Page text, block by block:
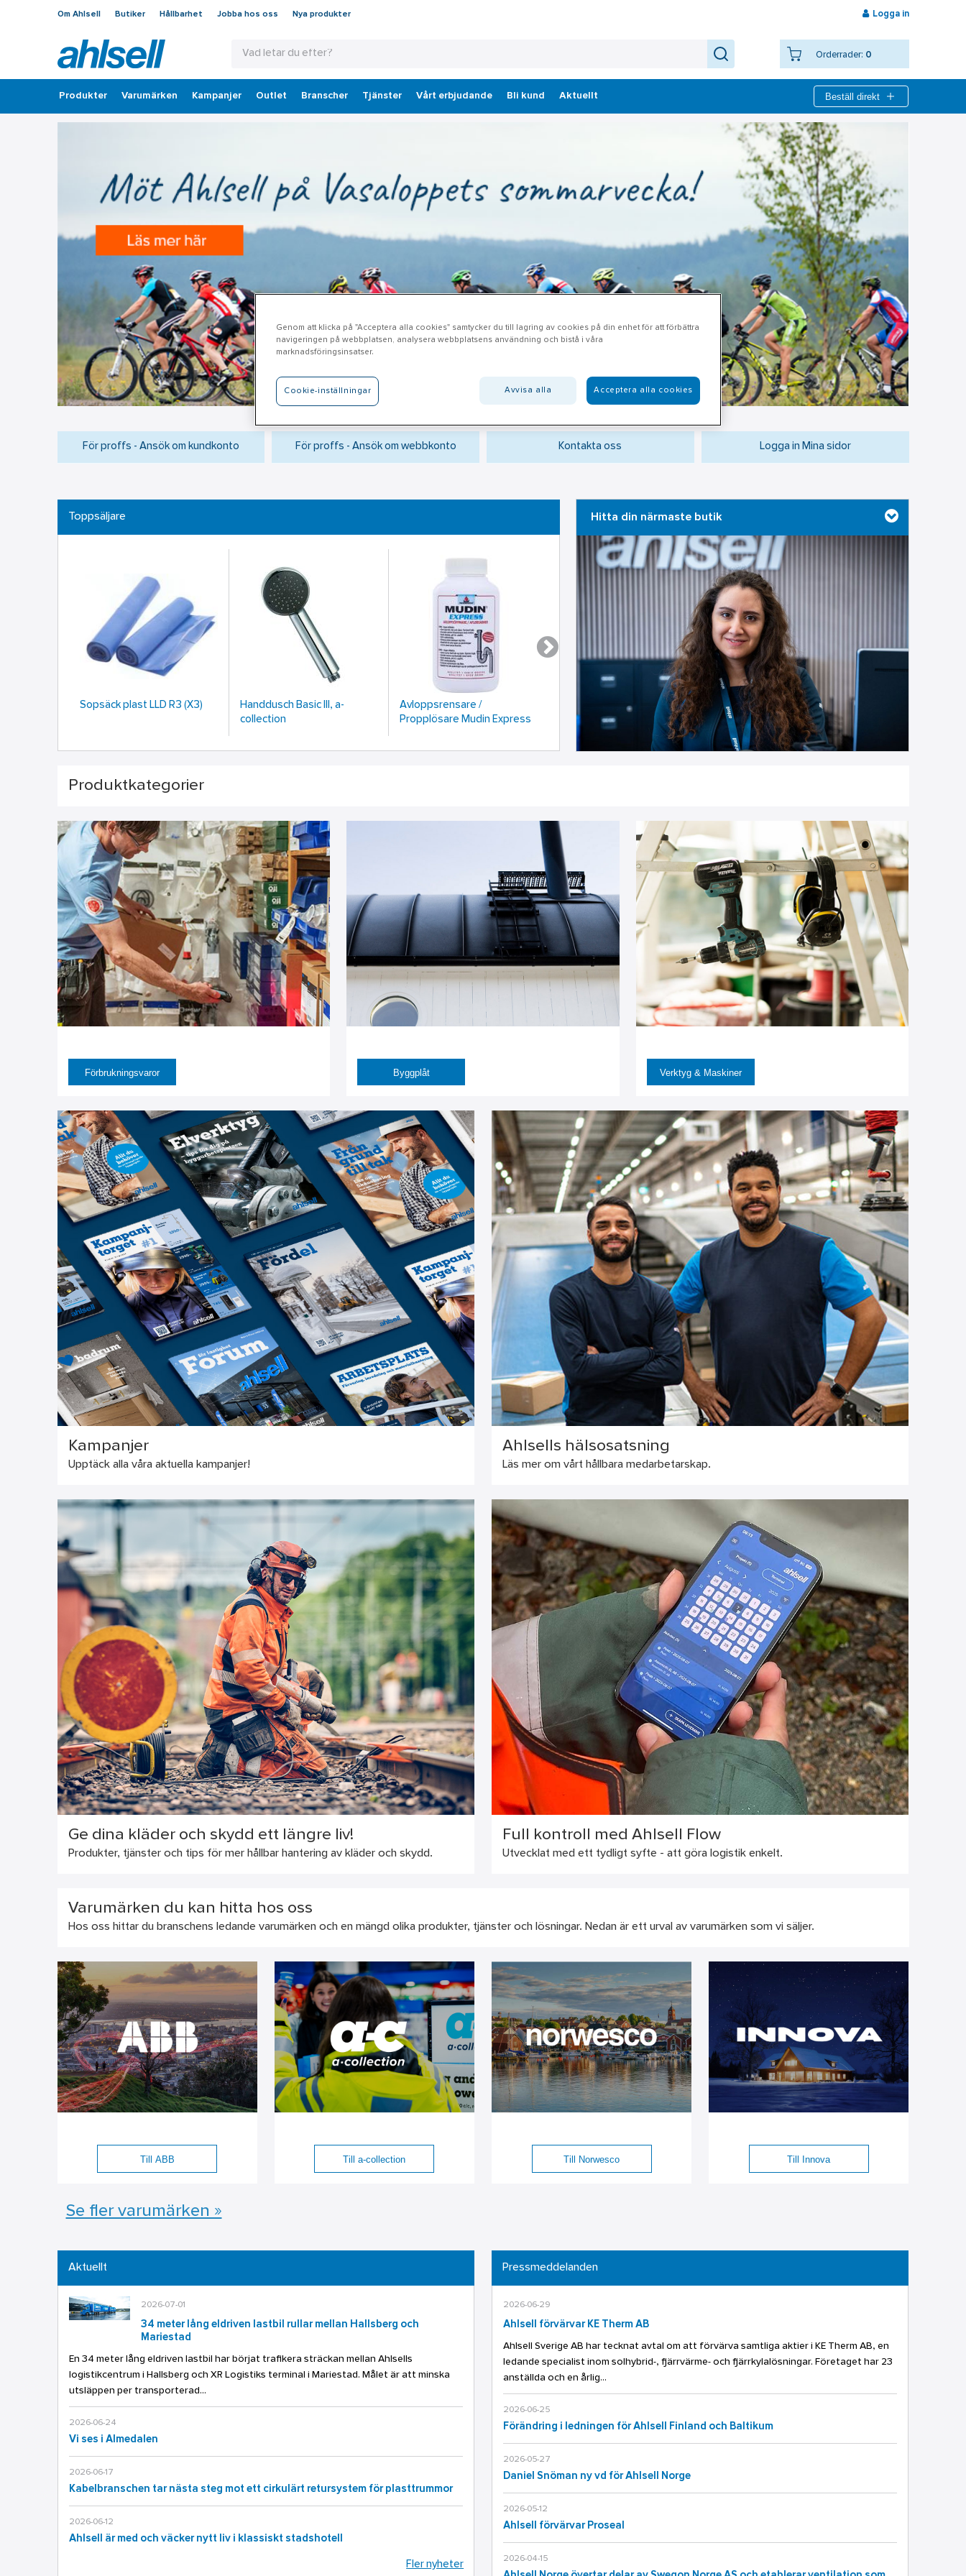
Om Ahlsell Butiker Hållbarhet Jobba hos oss Nya produkter Logga in
Orderrader: 0
Produkter Varumärken Kampanjer Outlet Branscher Tjänster Vårt erbjudande Bli kund Aktuellt Beställ direkt
För proffs - Ansök om kundkonto För proffs - Ansök om webbkonto Kontakta oss Logga in Mina sidor
Toppsäljare
Sopsäck plast LLD R3 (X3)
Handdusch Basic III, a-
collection
Avloppsrensare /
Propplösare Mudin Express
Polyesterfilter till 200-
serien, Franke
Batteri INDUSTRIAL 10/12-
pack
Hitta din närmaste butik
Produktkategorier
Förbrukningsvaror Byggplåt Verktyg & Maskiner
Kampanjer
Upptäck alla våra aktuella kampanjer!
Ahlsells hälsosatsning
Läs mer om vårt hållbara medarbetarskap.
Ge dina kläder och skydd ett längre liv!
Produkter, tjänster och tips för mer hållbar hantering av kläder och skydd.
Full kontroll med Ahlsell Flow
Utvecklat med ett tydligt syfte - att göra logistik enkelt.
Varumärken du kan hitta hos oss
Hos oss hittar du branschens ledande varumärken och en mängd olika produkter, tjänster och lösningar. Nedan är ett urval av varumärken som vi säljer.
Till ABB Till a-collection Till Norwesco Till Innova
Se fler varumärken »
Aktuellt
2026-07-01
34 meter lång eldriven lastbil rullar mellan Hallsberg och
Mariestad
En 34 meter lång eldriven lastbil har börjat trafikera sträckan mellan Ahlsells
logistikcentrum i Hallsberg och XR Logistiks terminal i Mariestad. Målet är att minska
utsläppen per transporterad...
2026-06-24
Vi ses i Almedalen
2026-06-17
Kabelbranschen tar nästa steg mot ett cirkulärt retursystem för plasttrummor
2026-06-12
Ahlsell är med och väcker nytt liv i klassiskt stadshotell
Fler nyheter
Pressmeddelanden
2026-06-29
Ahlsell förvärvar KE Therm AB
Ahlsell Sverige AB har tecknat avtal om att förvärva samtliga aktier i KE Therm AB, en
ledande specialist inom solhybrid-, fjärrvärme- och fjärrkylalösningar. Företaget har 23
anställda och en årlig...
2026-06-25
Förändring i ledningen för Ahlsell Finland och Baltikum
2026-05-27
Daniel Snöman ny vd för Ahlsell Norge
2026-05-12
Ahlsell förvärvar Proseal
2026-04-15
Genom att klicka på "Acceptera alla cookies" samtycker du till lagring av cookies på din enhet för att förbättra
navigeringen på webbplatsen, analysera webbplatsens användning och bistå i våra
marknadsföringsinsatser.
Cookie-inställningar Avvisa alla Acceptera alla cookies